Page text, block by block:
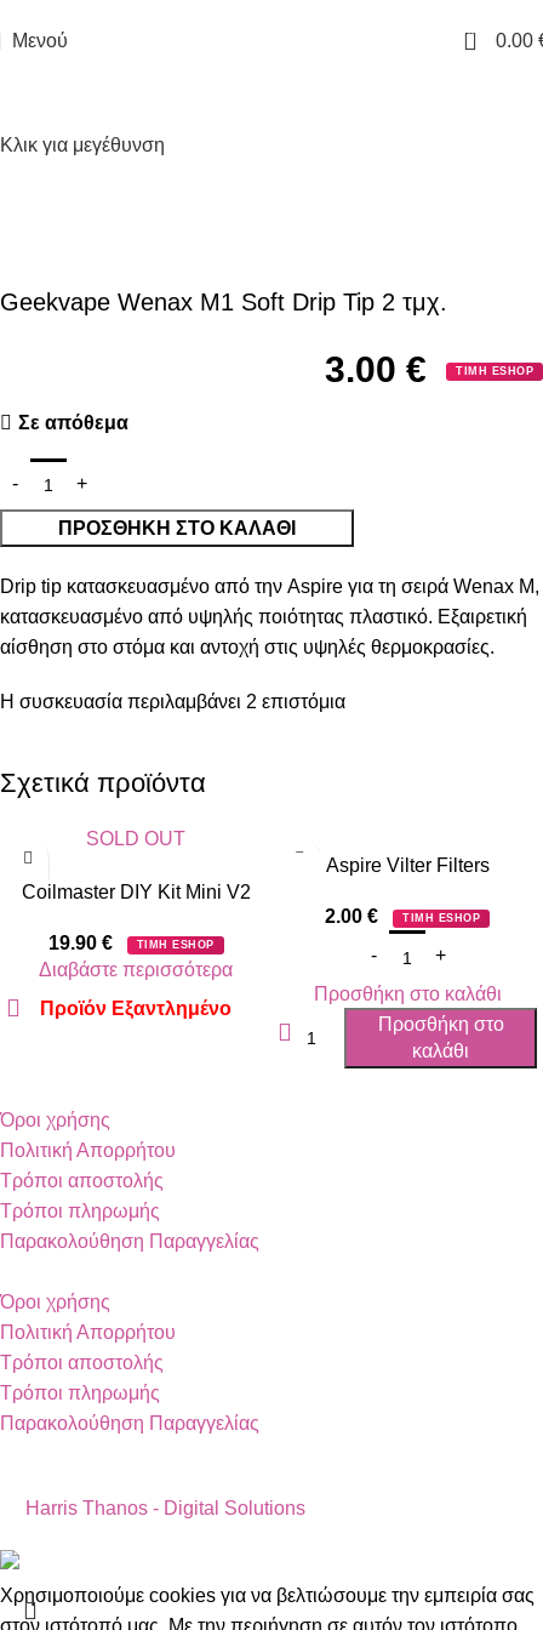
Μενού 0 0.00
Κλικ για μεγέθυνση
Geekvape Wenax M1 Soft Drip Tip 2 τμχ.
3.00 € ΤΙΜΗ ESHOP
Σε απόθεμα
ΠΡΟΣΘΉΚΗ ΣΤΟ ΚΑΛΆΘΙ
Drip tip κατασκευασμένo από την Aspire για τη σειρά Wenax M,
κατασκευασμένo από υψηλής ποιότητας πλαστικό. Εξαιρετική
αίσθηση στο στόμα και αντοχή στις υψηλές θερμοκρασίες.
Η συσκευασία περιλαμβάνει 2 επιστόμια
Σχετικά προϊόντα
SOLD OUT
Coilmaster DIY Kit Mini V2
19.90 € ΤΙΜΗ ESHOP
Διαβάστε περισσότερα
Προϊόν Εξαντλημένο
Aspire Vilter Filters
2.00 € ΤΙΜΗ ESHOP
Προσθήκη στο καλάθι
Προσθήκη στο
καλάθι
Όροι χρήσης
Πολιτική Απορρήτου
Τρόποι αποστολής
Τρόποι πληρωμής
Παρακολούθηση Παραγγελίας
Όροι χρήσης
Πολιτική Απορρήτου
Τρόποι αποστολής
Τρόποι πληρωμής
Παρακολούθηση Παραγγελίας
Harris Thanos - Digital Solutions
Χρησιμοποιούμε cookies για να βελτιώσουμε την εμπειρία σας
στον ιστότοπό μας. Με την περιήγηση σε αυτόν τον ιστότοπο,